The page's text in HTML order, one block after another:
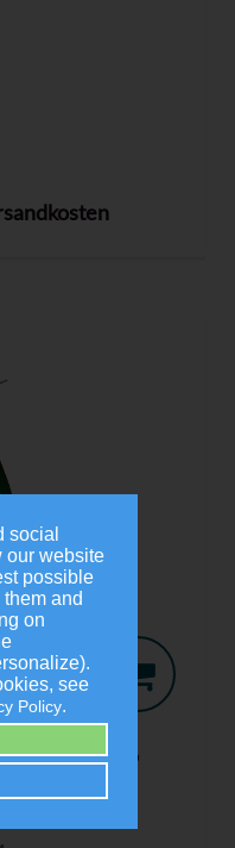
social
our website
possible
and
on
see
Policy.